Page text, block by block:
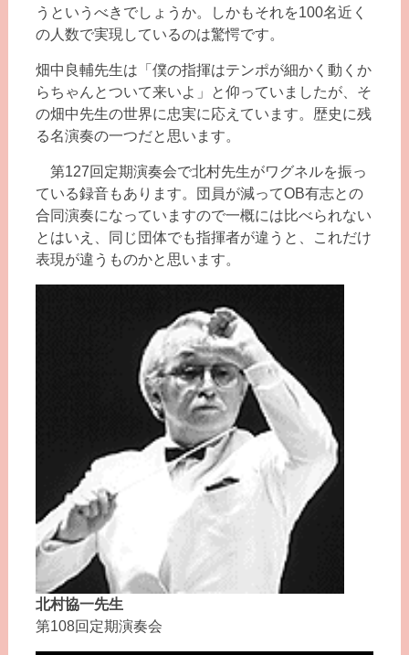
うというべきでしょうか。しかもそれを100名近く
の人数で実現しているのは驚愕です。
畑中良輔先生は「僕の指揮はテンポが細かく動くか
らちゃんとついて来いよ」と仰っていましたが、そ
の畑中先生の世界に忠実に応えています。歴史に残
る名演奏の一つだと思います。
第127回定期演奏会で北村先生がワグネルを振っ
ている録音もあります。団員が減ってOB有志との
合同演奏になっていますので一概には比べられない
とはいえ、同じ団体でも指揮者が違うと、これだけ
表現が違うものかと思います。
北村協一先生
第108回定期演奏会